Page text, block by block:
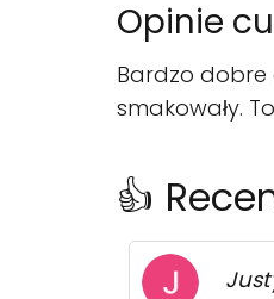
Opinie
Bardzo dobre
smakowały.
👍